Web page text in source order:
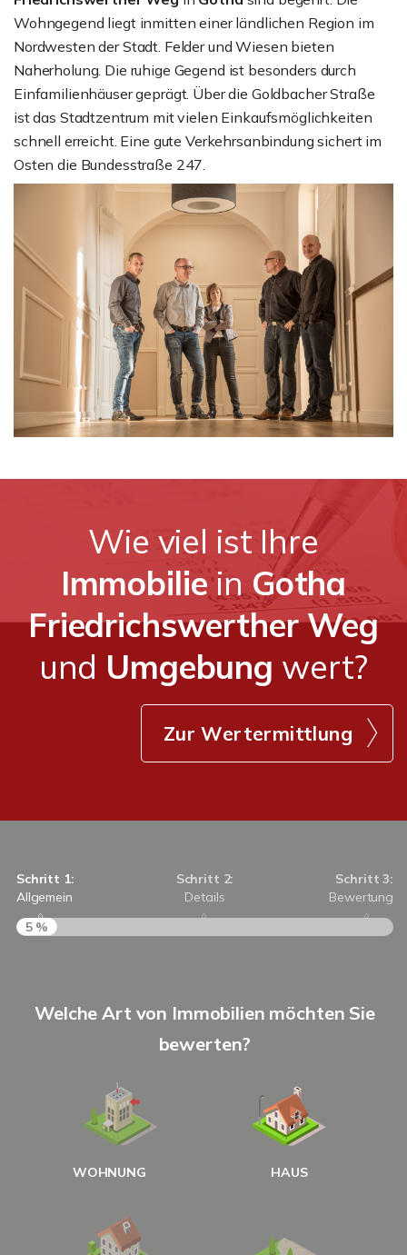
Wohngegend liegt inmitten einer ländlichen Region im
Nordwesten der Stadt. Felder und Wiesen bieten
Naherholung. Die ruhige Gegend ist besonders durch
Einfamilienhäuser geprägt. Über die Goldbacher Straße
ist das Stadtzentrum mit vielen Einkaufsmöglichkeiten
schnell erreicht. Eine gute Verkehrsanbindung sichert im
Osten die Bundesstraße 247.
Wie viel ist Ihre
Immobiliein Gotha
Friedrichswerther Weg
und Umgebung wert?
Zur Wertermittlung
Schritt 1:
Allgemein
Schritt 2:
Details
Schritt 3:
Bewertung
5 %
Welche Art von Immobilien möchten Sie
bewerten?
WOHNUNG HAUS